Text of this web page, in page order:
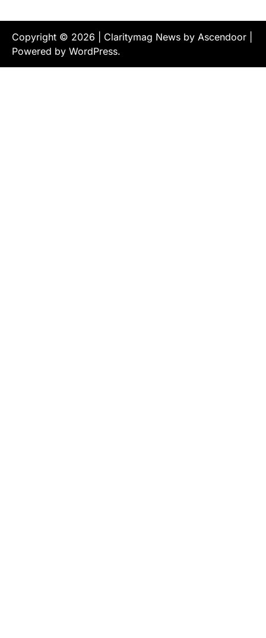
Copyright © 2026 | Claritymag News by Ascendoor
Powered by WordPress.